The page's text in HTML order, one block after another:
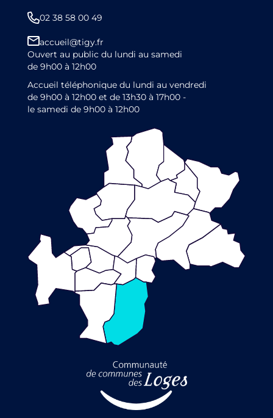
02 38 58 00 49
accueil@tigy.fr
Ouvert au public du lundi au samedi
de 9h00 à 12h00
Accueil téléphonique du lundi au vendredi
de 9h00 à 12h00 et de 13h30 à 17h00 -
le samedi de 9h00 à 12h00